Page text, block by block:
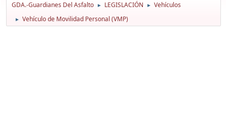
GDA.-Guardianes Del Asfalto ► LEGISLACIÓN ► Vehículos
► Vehículo de Movilidad Personal (VMP)